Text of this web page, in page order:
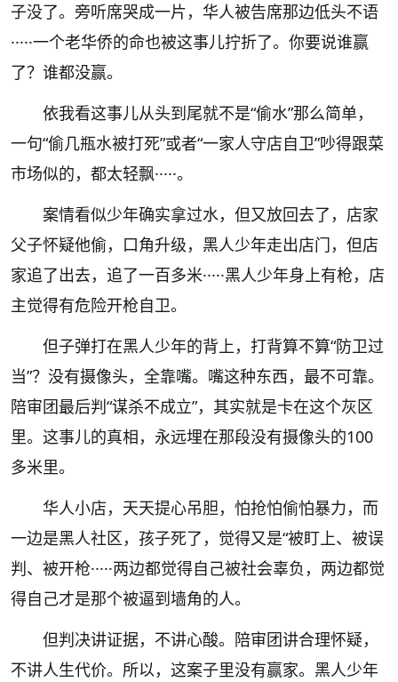
子没了。旁听席哭成一片，华人被告席那边低头不语
·····一个老华侨的命也被这事儿拧折了。你要说谁赢
了？谁都没赢。
依我看这事儿从头到尾就不是“偷水”那么简单，
一句“偷几瓶水被打死”或者“一家人守店自卫”吵得跟菜
市场似的，都太轻飘·····。
案情看似少年确实拿过水，但又放回去了，店家
父子怀疑他偷，口角升级，黑人少年走出店门，但店
家追了出去，追了一百多米·····黑人少年身上有枪，店
主觉得有危险开枪自卫。
但子弹打在黑人少年的背上，打背算不算“防卫过
当”？没有摄像头，全靠嘴。嘴这种东西，最不可靠。
陪审团最后判“谋杀不成立”，其实就是卡在这个灰区
里。这事儿的真相，永远埋在那段没有摄像头的100
多米里。
华人小店，天天提心吊胆，怕抢怕偷怕暴力，而
一边是黑人社区，孩子死了，觉得又是“被盯上、被误
判、被开枪·····两边都觉得自己被社会辜负，两边都觉
得自己才是那个被逼到墙角的人。
但判决讲证据，不讲心酸。陪审团讲合理怀疑，
不讲人生代价。所以，这案子里没有赢家。黑人少年